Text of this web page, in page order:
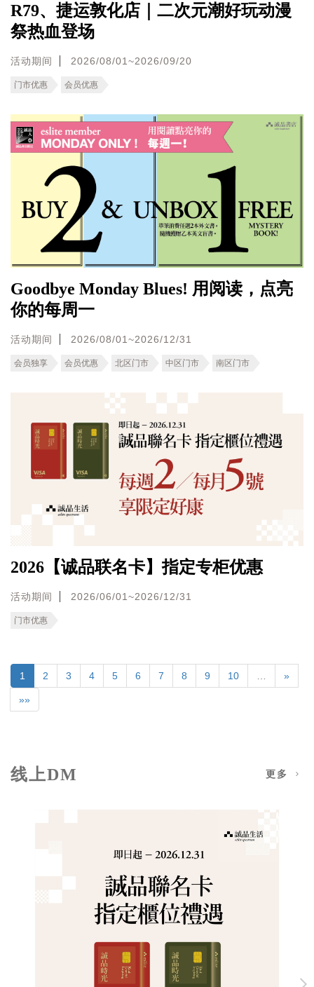
R79、捷运敦化店｜二次元潮好玩动漫
祭热血登场
活动期间 2026/08/01~2026/09/20
门市优惠 会员优惠
Goodbye Monday Blues! 用阅读，点亮
你的每周一
活动期间 2026/08/01~2026/12/31
会员独享 会员优惠 北区门市 中区门市 南区门市
2026【诚品联名卡】指定专柜优惠
活动期间 2026/06/01~2026/12/31
门市优惠
1 2 3 4 5 6 7 8 9 10 »
»»
线上DM 更多